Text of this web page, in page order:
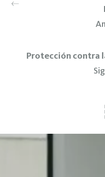
Protección contra